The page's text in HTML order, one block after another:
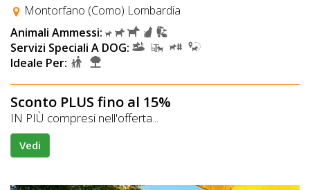
Montorfano (Como) Lombardia
Animali Ammessi:
Servizi Speciali A DOG:
Ideale Per:
Sconto PLUS fino al 15%
IN PIÙ compresi nell'offerta...
Vedi